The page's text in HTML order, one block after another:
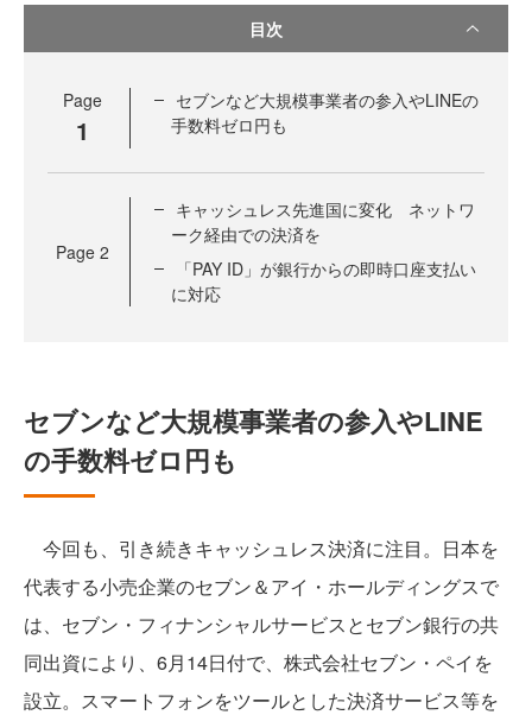
目次
Page
1
セブンなど大規模事業者の参入やLINEの
手数料ゼロ円も
Page 2
キャッシュレス先進国に変化 ネットワ
ーク経由での決済を
「PAY ID」が銀行からの即時口座支払い
に対応
セブンなど大規模事業者の参入やLINE
の手数料ゼロ円も
今回も、引き続きキャッシュレス決済に注目。日本を
代表する小売企業のセブン＆アイ・ホールディングスで
は、セブン・フィナンシャルサービスとセブン銀行の共
同出資により、6月14日付で、株式会社セブン・ペイを
設立。スマートフォンをツールとした決済サービス等を